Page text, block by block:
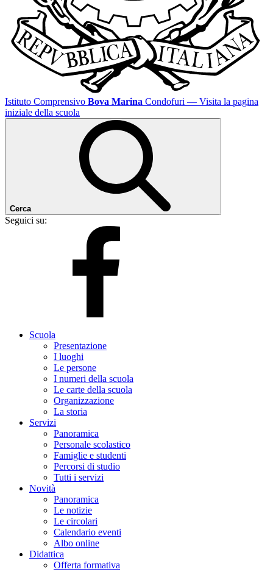
Istituto Comprensivo Bova Marina Condofuri — Visita la pagina
iniziale della scuola
Cerca
Seguici su:
Scuola
Presentazione
I luoghi
Le persone
I numeri della scuola
Le carte della scuola
Organizzazione
La storia
Servizi
Panoramica
Personale scolastico
Famiglie e studenti
Percorsi di studio
Tutti i servizi
Novità
Panoramica
Le notizie
Le circolari
Calendario eventi
Albo online
Didattica
Offerta formativa